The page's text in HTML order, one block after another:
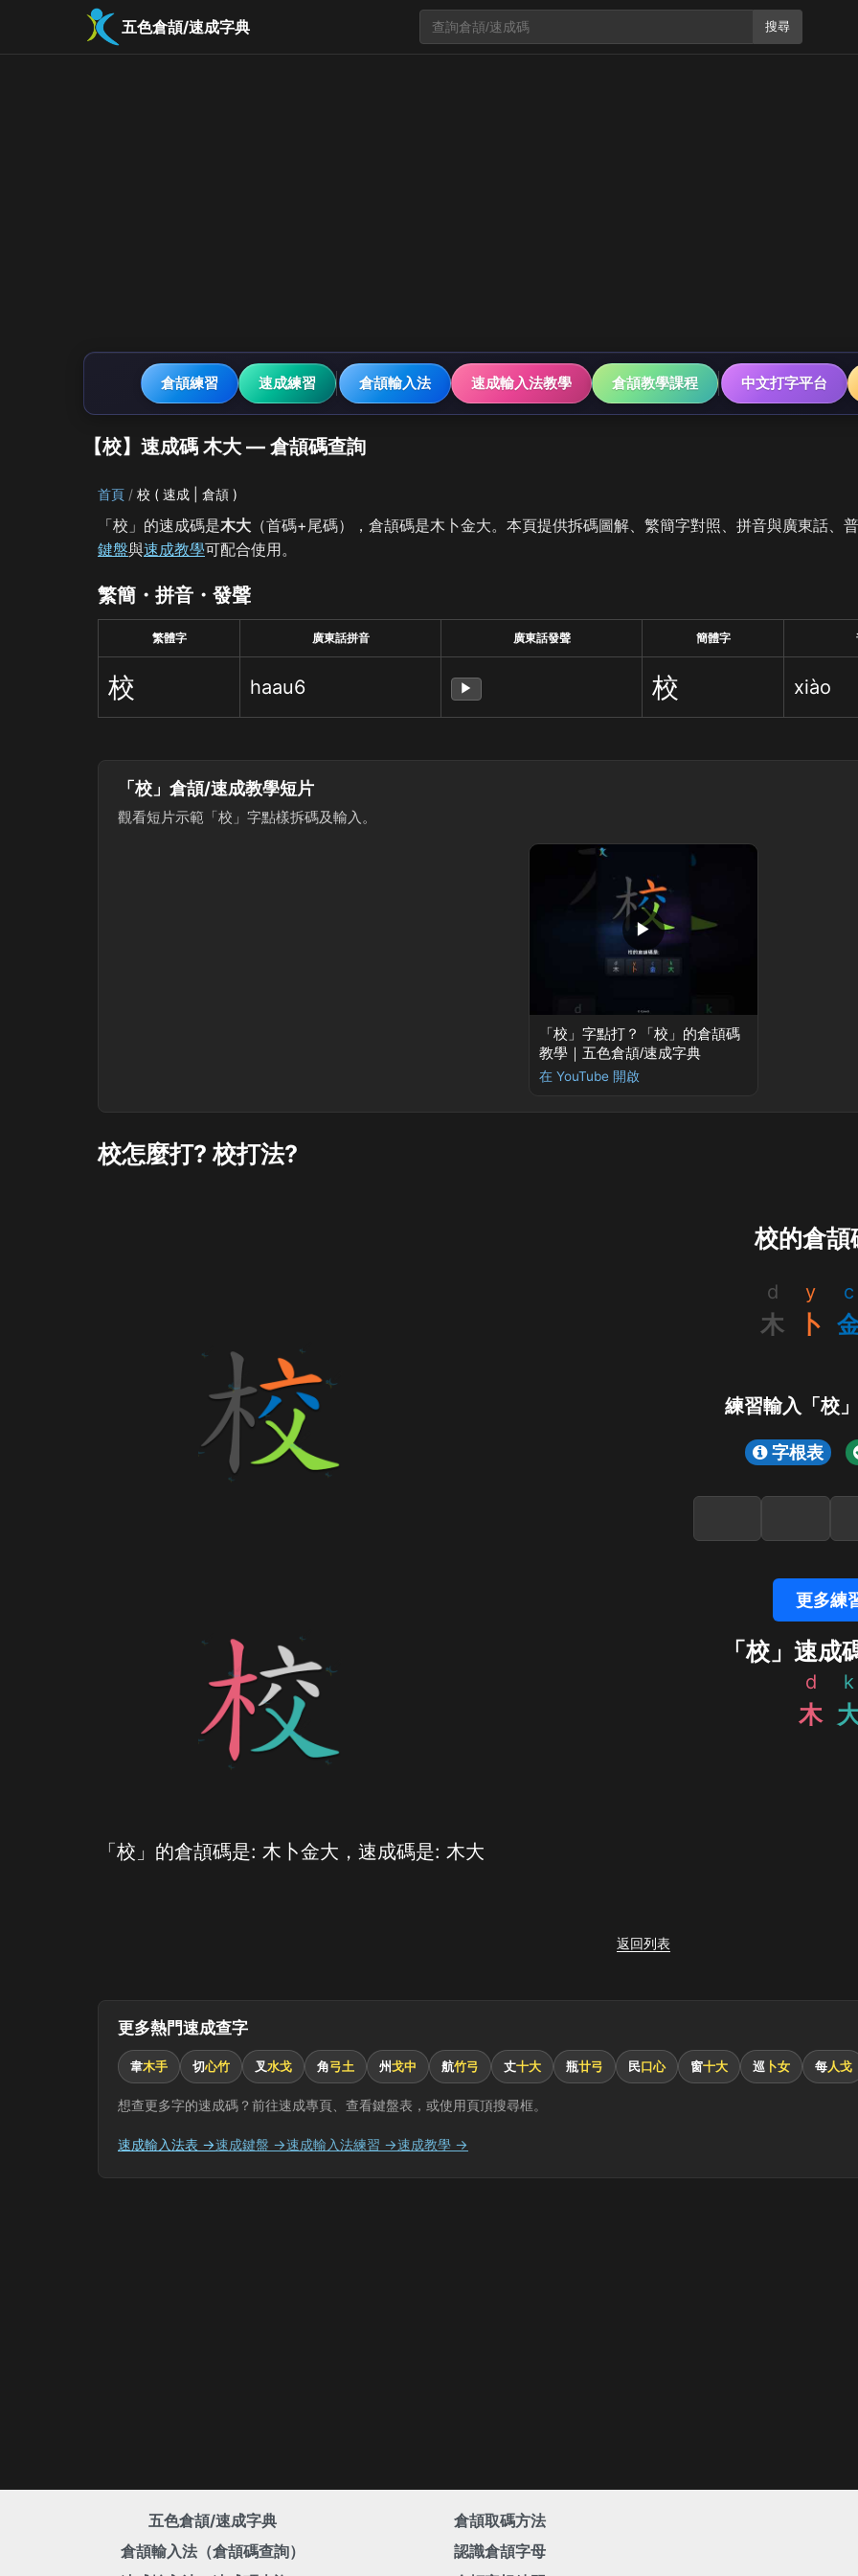
五色倉頡/速成字典 搜尋
倉頡練習 速成練習 倉頡輸入法 速成輸入法教學 倉頡教學課程 中文打字平台
【校】速成碼 木大 — 倉頡碼查詢
首頁 校 ( 速成 | 倉頡 )
「校」的速成碼是木大 （首碼+尾碼），倉頡碼是木卜金大。本頁提供拆碼圖解、繁簡字對照、拼音與廣東話、
鍵盤與速成教學可配合使用。
繁簡・拼音・發聲
繁體字 廣東話拼音 廣東話發聲 簡體字
校 haau6 ▶ 校 xiào
「校」倉頡/速成教學短片
觀看短片示範「校」字點樣拆碼及輸入。
▶
「校」字點打？「校」的倉頡碼
教學｜五色倉頡/速成字典
在 YouTube 開啟
校怎麼打? 校打法?
校的倉頡
d
木
y
卜
c
練習輸入「校
字根表
更多練
「校」速成
d
木
k
「校」的倉頡碼是: 木卜金大，速成碼是: 木大
返回列表
更多熱門速成查字
韋木手 切心竹 叉水戈 角弓土 州戈中 航竹弓 丈十大 瓶廿弓 民口心 窗十大 巡 卜女 每人戈
想查更多字的速成碼？前往速成專頁、查看鍵盤表，或使用頁頂搜尋框。
速成輸入法表 →速成鍵盤 →速成輸入法練習 →速成教學 →
五色倉頡/速成字典
倉頡輸入法（倉頡碼查詢）
倉頡取碼方法
認識倉頡字母